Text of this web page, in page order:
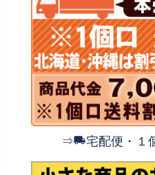
⇒ 宅配便・１